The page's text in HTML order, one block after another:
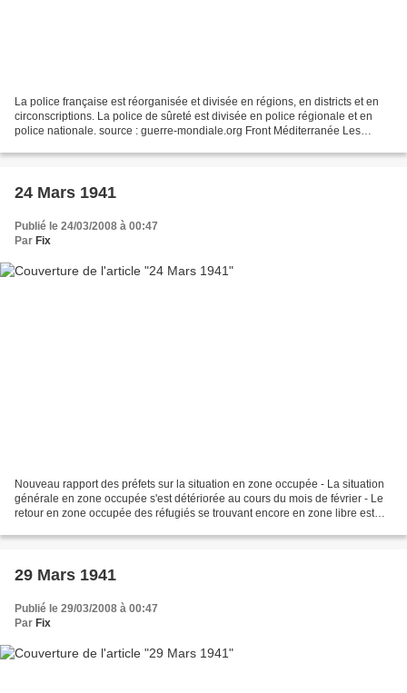
La police française est réorganisée et divisée en régions, en districts et en
circonscriptions. La police de sûreté est divisée en police régionale et en
police nationale. source : guerre-mondiale.org Front Méditerranée Les
24 Mars 1941
Publié le 24/03/2008 à 00:47
Par Fix
Nouveau rapport des préfets sur la situation en zone occupée - La situation
générale en zone occupée s'est détériorée au cours du mois de février - Le
retour en zone occupée des réfugiés se trouvant encore en zone libre est
29 Mars 1941
Publié le 29/03/2008 à 00:47
Par Fix